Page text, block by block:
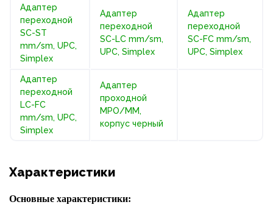
Адаптер
переходной
SC-ST
mm/sm, UPC,
Simplex
Адаптер
переходной
SC-LC mm/sm,
UPC, Simplex
Адаптер
переходной
SC-FC mm/sm,
UPC, Simplex
Адаптер
переходной
LC-FC
mm/sm, UPC,
Simplex
Адаптер
проходной
MPO/MM,
корпус черный
Характеристики
Основные характеристики: